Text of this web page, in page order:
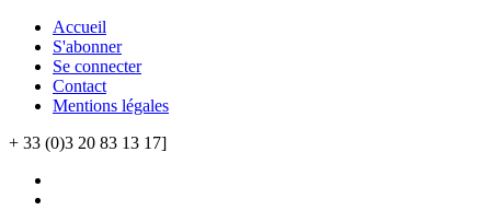
Accueil
S'abonner
Se connecter
Contact
Mentions légales
+ 33 (0)3 20 83 13 17]